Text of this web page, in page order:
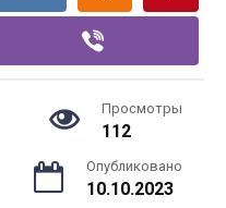
Просмотры
112
Опубликовано
10.10.2023